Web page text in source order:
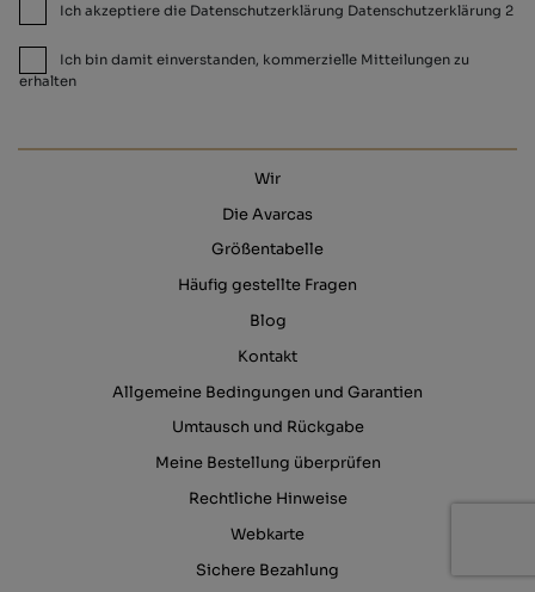
Ich akzeptiere die Datenschutzerklärung Datenschutzerklärung 2
Ich bin damit einverstanden, kommerzielle Mitteilungen zu
erhalten
Wir
Die Avarcas
Größentabelle
Häufig gestellte Fragen
Blog
Kontakt
Allgemeine Bedingungen und Garantien
Umtausch und Rückgabe
Meine Bestellung überprüfen
Rechtliche Hinweise
Webkarte
Sichere Bezahlung